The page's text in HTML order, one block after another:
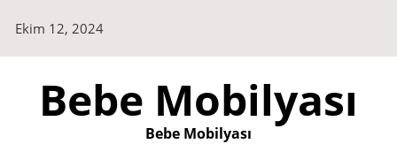
content
Ekim 12, 2024
Bebe Mobilyası
Bebe Mobilyası